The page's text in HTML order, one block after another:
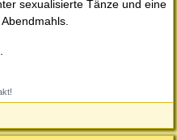
sexualisierte Tänze und eine